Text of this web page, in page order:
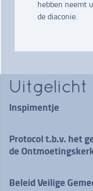
hebben neemt
de diaconie.
Uitgelicht
Inspimentje
Protocol t.b.v. het
de
Beleid Veilige